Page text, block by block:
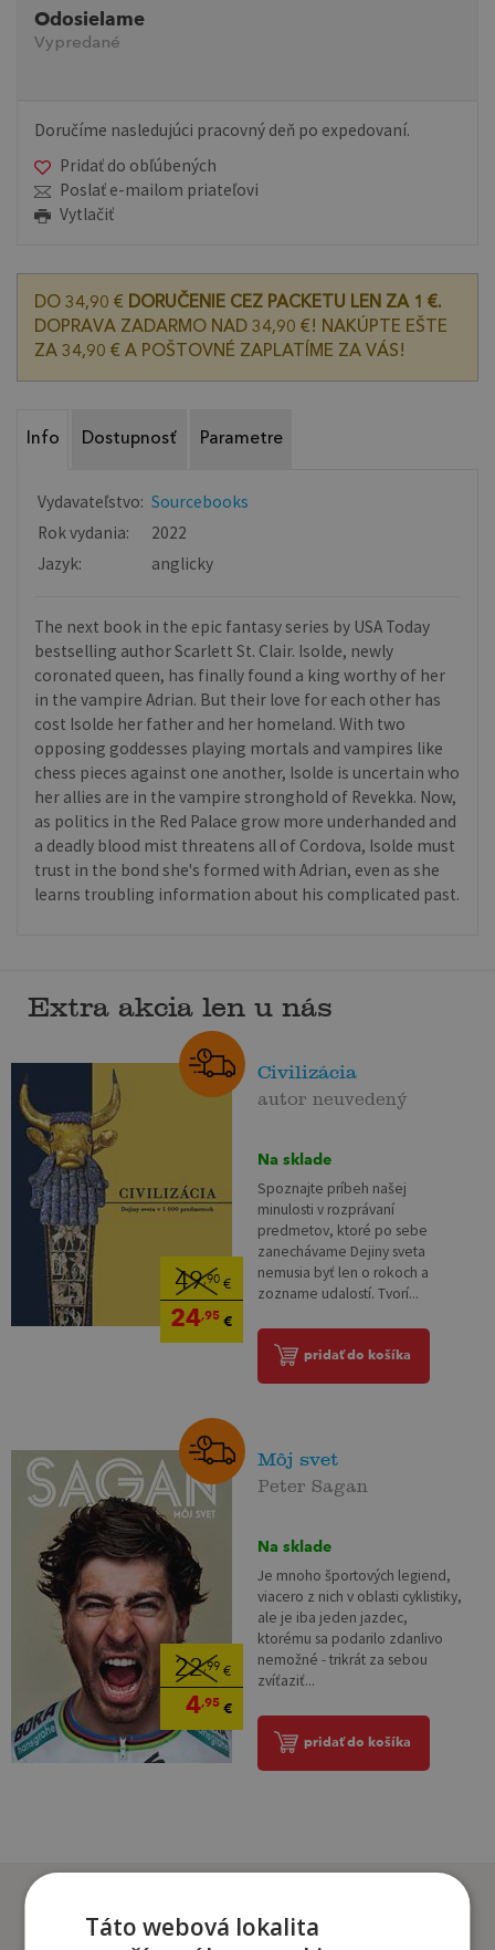
Odosielame
Vypredané
Doručíme nasledujúci pracovný deň po expedovaní.
Pridať do obľúbených
Poslať e-mailom priateľovi
Vytlačiť
DO 34,90 € DORUČENIE CEZ PACKETU LEN ZA 1 €.
DOPRAVA ZADARMO NAD 34,90 €! NAKÚPTE EŠTE
ZA 34,90 € A POŠTOVNÉ ZAPLATÍME ZA VÁS!
Info Dostupnosť Parametre
Vydavateľstvo: Sourcebooks
Rok vydania:
2022
Jazyk:
anglicky
The next book in the epic fantasy series by USA Today
bestselling author Scarlett St. Clair. Isolde, newly
coronated queen, has finally found a king worthy of her
in the vampire Adrian. But their love for each other has
cost Isolde her father and her homeland. With two
opposing goddesses playing mortals and vampires like
chess pieces against one another, Isolde is uncertain who
her allies are in the vampire stronghold of Revekka. Now,
as politics in the Red Palace grow more underhanded and
a deadly blood mist threatens all of Cordova, Isolde must
trust in the bond she's formed with Adrian, even as she
learns troubling information about his complicated past.
Extra akcia len u nás
49,90€
24,95€
Civilizácia
autor neuvedený
Na sklade
Spoznajte príbeh našej
minulosti v rozprávaní
predmetov, ktoré po sebe
zanechávame Dejiny sveta
nemusia byť len o rokoch a
zozname udalostí. Tvorí...
pridať do košíka
22,99 €
4,95€
Môj svet
Peter Sagan
Na sklade
Je mnoho športových legiend,
viacero z nich v oblasti cyklistiky,
ale je iba jeden jazdec,
ktorému sa podarilo zdanlivo
nemožné - trikrát za sebou
zvíťaziť...
pridať do košíka
tento titul si tiež kúpili
Táto webová lokalita